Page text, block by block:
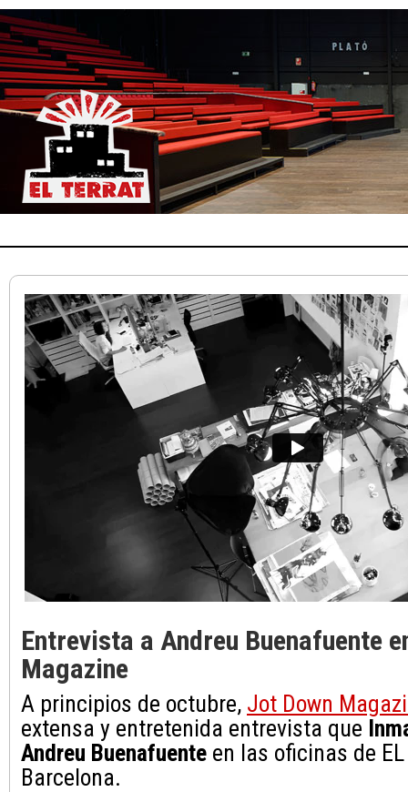
Entrevista a Andreu Buenafuente
Magazine
A principios de octubre, Jot Down
extensa y entretenida entrevista que
Andreu Buenafuente en las oficinas de EL
Barcelona.